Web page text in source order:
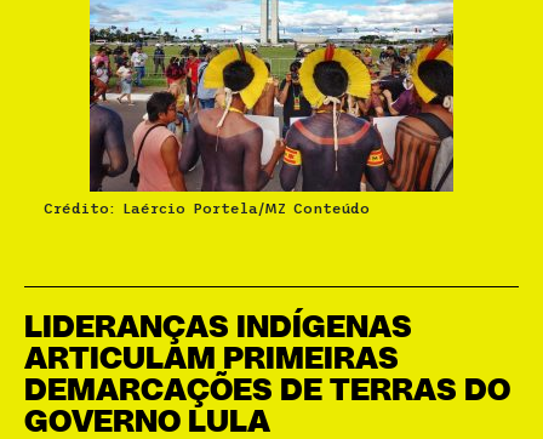
LIDERANÇAS INDÍGENAS
ARTICULAM PRIMEIRAS
DEMARCAÇÕES DE TERRAS DO
GOVERNO LULA
Crédito: Laércio Portela/MZ Conteúdo